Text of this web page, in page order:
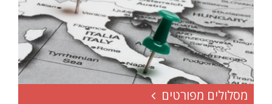
מסלולים מפורטים